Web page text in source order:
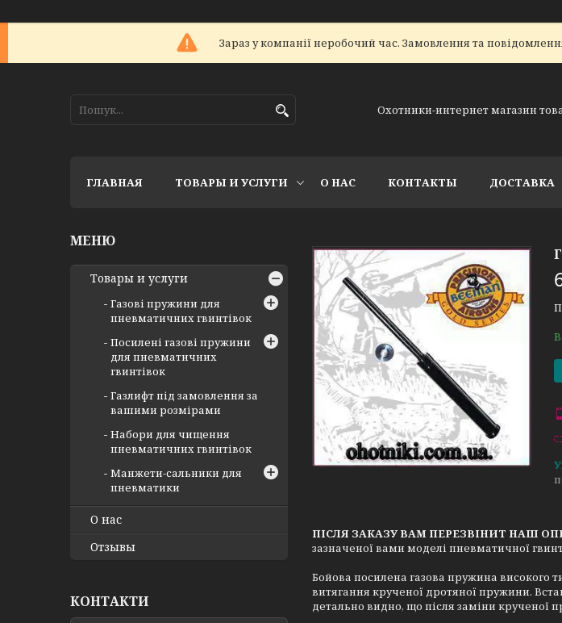
Зараз у компанії неробочий час. Замовлення та
Охотники-интернет магазин
ГЛАВНАЯ ТОВАРЫ И УСЛУГИ О НАС КОНТАКТЫ ДОСТАВКА
ПІСЛЯ ЗАКАЗУ ВАМ ПЕРЕЗВІНИТ НАШ
зазначеної вами моделі пневматичної
Бойова посилена газова пружина високого
витягання крученої дротяної пружини.
детально видно, що після заміни крученої
Товары и услуги
Газові пружини для
пневматичних гвинтівок
Посилені газові пружини
для пневматичних
гвинтівок
Газлифт під замовлення за
вашими розмірами
Набори для чищення
пневматичних гвинтівок
Манжети-сальники для
пневматики
О нас
Отзывы
КОНТАКТИ